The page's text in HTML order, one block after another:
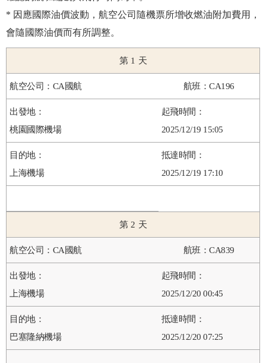
* 因應國際油價波動，航空公司隨機票所增收燃油附加費用，
會隨國際油價而有所調整。
1
CA國航 CA196
桃園國際機場 2025/12/19 15:05
上海機場 2025/12/19 17:10
2
CA國航 CA839
上海機場 2025/12/20 00:45
巴塞隆納機場 2025/12/20 07:25